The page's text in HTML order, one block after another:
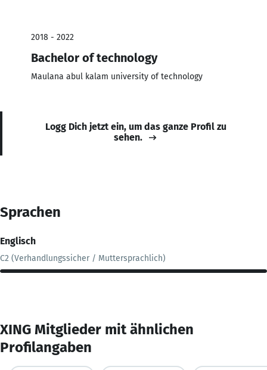
2018 - 2022
Bachelor of technology
Maulana abul kalam university of technology
Logg Dich jetzt ein, um das ganze Profil zu
sehen.
Sprachen
Englisch
C2 (Verhandlungssicher / Muttersprachlich)
XING Mitglieder mit ähnlichen
Profilangaben